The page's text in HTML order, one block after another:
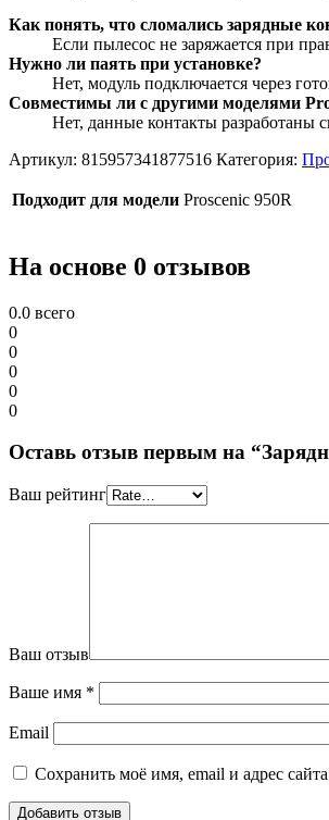
Как понять, что сломались зарядные
Если пылесос не заряжается при
Нужно ли паять при установке?
Нет, модуль подключается через
Совместимы ли с другими моделями
Нет, данные контакты разработаны
Артикул: 815957341877516 Категория:
Подходит для модели Proscenic 950R
На основе 0 отзывов
0.0 всего
0
0
0
0
0
Оставь отзыв первым на
Ваш рейтинг
Ваш отзыв
Ваше имя *
Email
Сохранить моё имя, email и адрес